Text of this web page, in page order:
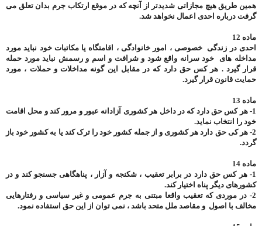
همین طریق هیچ مجازاتی شدیدتر از آنچه که در موقع ارتکاب جرم بدان تعلق می
گرفت درباره احدی اعمال نخواهد شد.
ماده 12
احدی در زندگی خصوصی ، امور خانوادگی ، اقامتگاه یا مکاتبات خود نباید مورد
مداخله های خود سرانه واقع شود و شرافت و اسم و رسمش نباید مورد حمله
قرار گیرد . هر کس حق دارد که در مقابل این گونه مداخلات و حملات ، مورد
حمایت قانون قرار گیرد.
ماده 13
1- هر کس حق دارد که در داخل هر کشوری آزادانه عبور و مرور کند و محل اقامت
خود را انتخاب نماید.
2- هر کی حق دارد هر کشوری و از جمله کشور خود را ترک کند یا به کشور خود باز
گردد.
ماده 14
1- هر کس حق دارد در برابر تعقیب ، شکنجه و آزار ، پناهگاهی جسنجو کند و در
کشورهای دیگر پناه اختیار کند.
2- در موردی که تعقیب واقعا مبتنی به جرم عمومی و غیر سیاسی و رفتارهایی
مخالف با اصول و مقاصد ملل متحد باشد ، نمی توان از این حق استفاده نمود.